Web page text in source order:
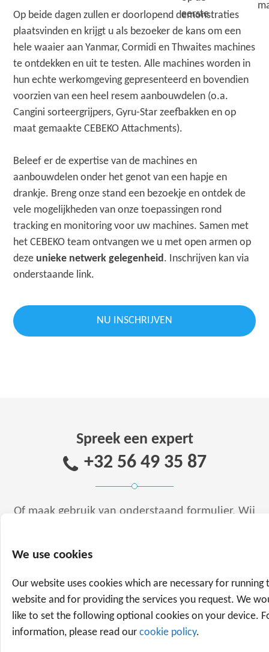
We use cookies
Our website uses cookies which are necessary for running
website and for providing the services you request. We
like to set the following optional cookies on your device.
information, please read our cookie policy.
eerste
Op beide dagen zullen er doorlopend demonstraties
plaatsvinden en krijgt u als bezoeker de kans om een
hele waaier aan Yanmar, Cormidi en Thwaites machines
te ontdekken en uit te testen. Alle machines worden in
hun echte werkomgeving gepresenteerd en bovendien
voorzien van een heel resem aanbouwdelen (o.a.
Cangini sorteergrijpers, Gyru-Star zeefbakken en op
maat gemaakte CEBEKO Attachments).
Beleef er de expertise van de machines en
aanbouwdelen onder het genot van een hapje en
drankje. Breng onze stand een bezoekje en ontdek de
vele mogelijkheden van onze toepassingen rond
tracking en monitoring voor uw machines. Samen met
het CEBEKO team ontvangen we u met open armen op
deze unieke netwerk gelegenheid. Inschrijven kan via
onderstaande link.
NU INSCHRIJVEN
Spreek een expert
+32 56 49 35 87
Of maak gebruik van onderstaand formulier. Wij